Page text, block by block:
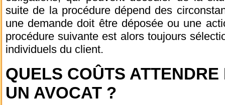
suite de la procédure dépend des
une demande doit être déposée ou une
procédure suivante est alors toujours
individuels du client.
QUELS COÛTS
UN AVOCAT ?